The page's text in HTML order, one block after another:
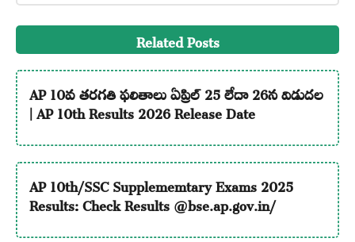
Related Posts
AP 10వ తరగతి ఫలితాలు ఏప్రిల్ 25 లేదా 26న విడుదల
| AP 10th Results 2026 Release Date
AP 10th/SSC Supplememtary Exams 2025
Results: Check Results @bse.ap.gov.in/